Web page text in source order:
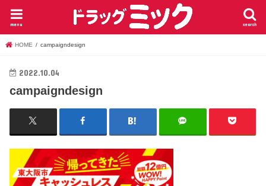
search
menu
HOME campaigndesign
2022.10.04
campaigndesign